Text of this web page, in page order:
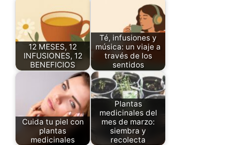
12 MESES, 12
INFUSIONES, 12
BENEFICIOS
Té, infusiones y
música: un viaje a
través de los
sentidos
Cuida tu piel con
plantas
medicinales
Plantas
medicinales del
mes de marzo:
siembra y
recolecta